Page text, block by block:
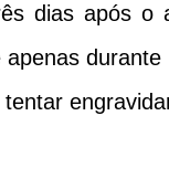
dias após o